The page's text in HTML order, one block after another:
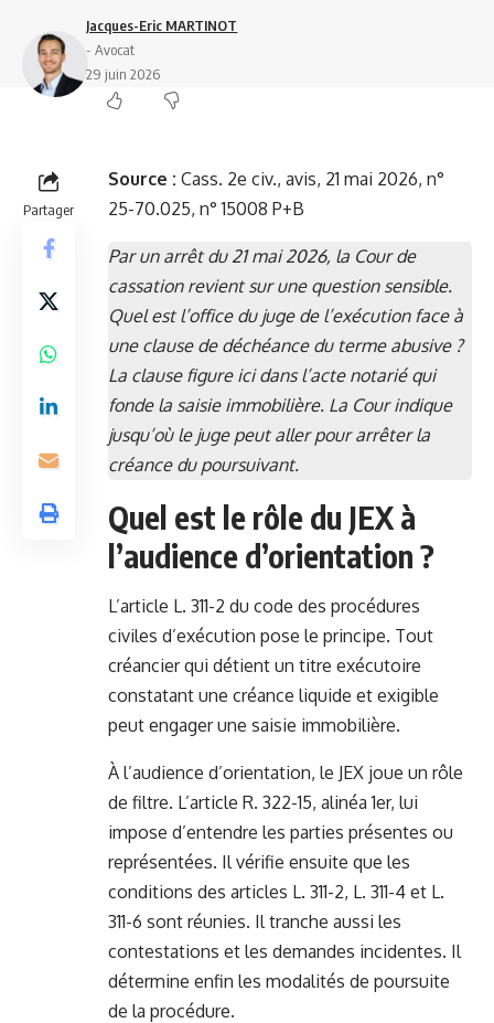
Jacques-Eric MARTINOT
- Avocat
29 juin 2026
Partager
Source : Cass. 2e civ., avis, 21 mai 2026, n°
25-70.025, n° 15008 P+B
Par un arrêt du 21 mai 2026, la Cour de
cassation revient sur une question sensible.
Quel est l’office du juge de l’exécution face à
une clause de déchéance du terme abusive ?
La clause figure ici dans l’acte notarié qui
fonde la saisie immobilière. La Cour indique
jusqu’où le juge peut aller pour arrêter la
créance du poursuivant.
Quel est le rôle du JEX à
l’audience d’orientation ?
L’article L. 311-2 du code des procédures
civiles d’exécution pose le principe. Tout
créancier qui détient un titre exécutoire
constatant une créance liquide et exigible
peut engager une saisie immobilière.
À l’audience d’orientation, le JEX joue un rôle
de filtre. L’article R. 322-15, alinéa 1er, lui
impose d’entendre les parties présentes ou
représentées. Il vérifie ensuite que les
conditions des articles L. 311-2, L. 311-4 et L.
311-6 sont réunies. Il tranche aussi les
contestations et les demandes incidentes. Il
détermine enfin les modalités de poursuite
de la procédure.